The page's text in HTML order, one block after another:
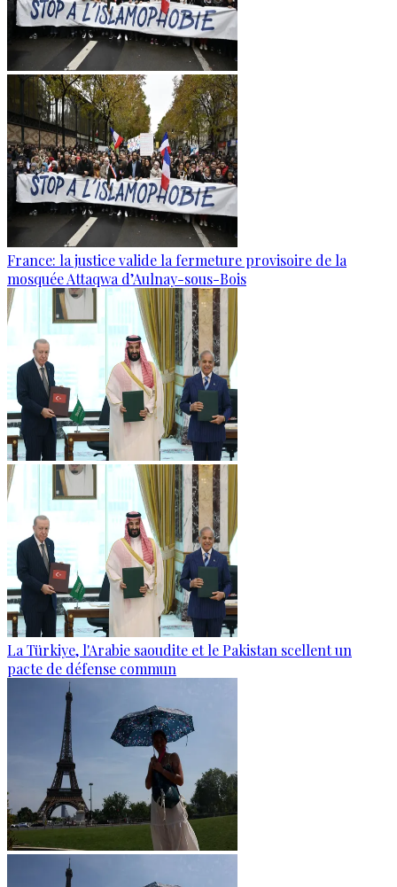
France: la justice valide la fermeture provisoire de la
mosquée Attaqwa d’Aulnay-sous-Bois
La Türkiye, l'Arabie saoudite et le Pakistan scellent un
pacte de défense commun